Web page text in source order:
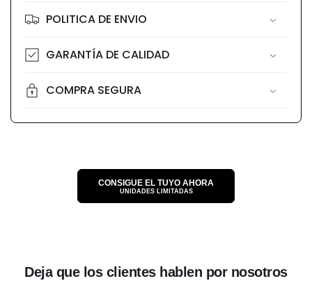
POLITICA DE ENVIO
GARANTÍA DE CALIDAD
COMPRA SEGURA
CONSIGUE EL TUYO AHORA
UNIDADES LIMITADAS
Deja que los clientes hablen por nosotros